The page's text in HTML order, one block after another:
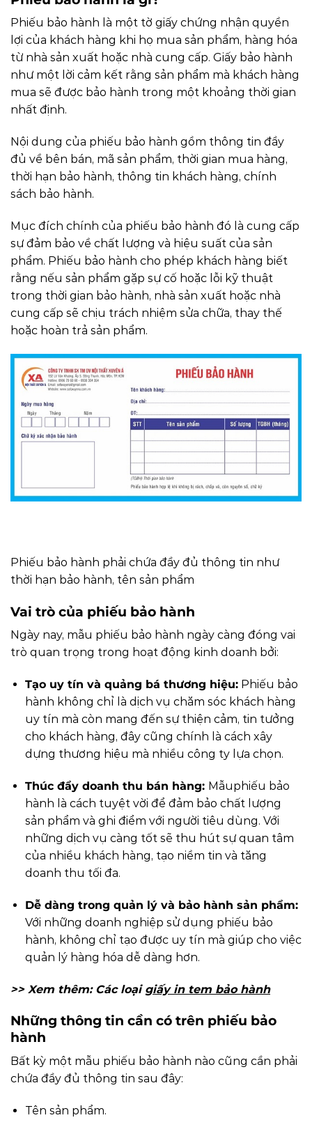
Phiếu bảo hành là một tờ giấy chứng nhận quyền
lợi của khách hàng khi họ mua sản phẩm, hàng hóa
từ nhà sản xuất hoặc nhà cung cấp. Giấy bảo hành
như một lời cảm kết rằng sản phẩm mà khách hàng
mua sẽ được bảo hành trong một khoảng thời gian
nhất định.
Nội dung của phiếu bảo hành gồm thông tin đầy
đủ về bên bán, mã sản phẩm, thời gian mua hàng,
thời hạn bảo hành, thông tin khách hàng, chính
sách bảo hành.
Mục đích chính của phiếu bảo hành đó là cung cấp
sự đảm bảo về chất lượng và hiệu suất của sản
phẩm. Phiếu bảo hành cho phép khách hàng biết
rằng nếu sản phẩm gặp sự cố hoặc lỗi kỹ thuật
trong thời gian bảo hành, nhà sản xuất hoặc nhà
cung cấp sẽ chịu trách nhiệm sửa chữa, thay thế
hoặc hoàn trả sản phẩm.
Phiếu bảo hành phải chứa đầy đủ thông tin như
thời hạn bảo hành, tên sản phẩm
Vai trò của phiếu bảo hành
Ngày nay, mẫu phiếu bảo hành ngày càng đóng vai
trò quan trọng trong hoạt động kinh doanh bởi:
Tạo uy tín và quảng bá thương hiệu:Phiếu bảo
hành không chỉ là dịch vụ chăm sóc khách hàng
uy tín mà còn mang đến sự thiện cảm, tin tưởng
cho khách hàng, đây cũng chính là cách xây
dựng thương hiệu mà nhiều công ty lựa chọn.
Thúc đẩy doanh thu bán hàng: Mẫuphiếu bảo
hành là cách tuyệt vời để đảm bảo chất lượng
sản phẩm và ghi điểm với người tiêu dùng. Với
những dịch vụ càng tốt sẽ thu hút sự quan tâm
của nhiều khách hàng, tạo niềm tin và tăng
doanh thu tối đa.
Dễ dàng trong quản lý và bảo hành sản phẩm:
Với những doanh nghiệp sử dụng phiếu bảo
hành, không chỉ tạo được uy tín mà giúp cho việc
quản lý hàng hóa dễ dàng hơn.
>> Xem thêm: Các loại giấy in tem bảo hành
Những thông tin cần có trên phiếu bảo
hành
Bất kỳ một mẫu phiếu bảo hành nào cũng cần phải
chứa đầy đủ thông tin sau đây:
Tên sản phẩm.